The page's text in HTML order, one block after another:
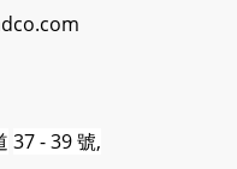
37 - 39 號,